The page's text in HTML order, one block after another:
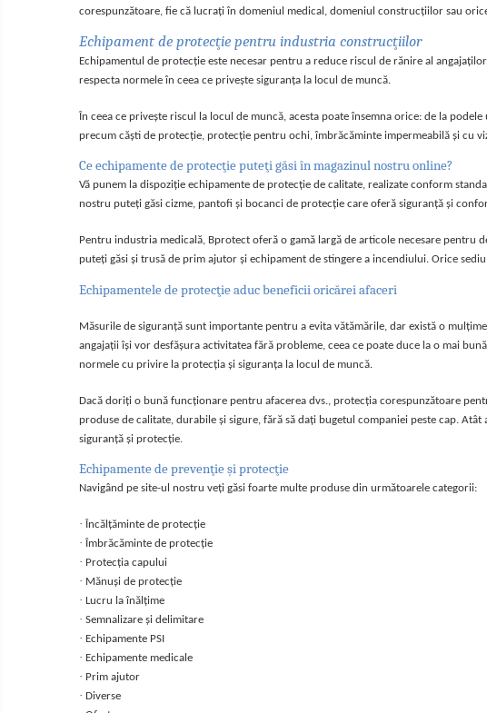
Accesorii industria alimentară
Combinezon
Protecţie ignifugă
Accesorii rezistente la flacără
Combinezoane
Salopete cu pieptar
îmbrăcăminte pentru damă
Rezistent la flacăra
îmbrăcăminte asistente/doctori
îmbrăcăminte bucătari
înaltă vizibilitate hi-vis
Pantaloni scurti
Salopetă cu pieptar
Încălțăminte
corespunzătoare, fie că lucraţi în domeniul medical, domeniul construcţiilor sau
Echipament de protecţie pentru industria construcţiilor
Echipamentul de protecţie este necesar pentru a reduce riscul de rănire al
respecta normele în ceea ce priveşte siguranţa la locul de muncă.
În ceea ce priveşte riscul la locul de muncă, acesta poate însemna orice: de la
precum căști de protecție, protecție pentru ochi, îmbrăcăminte impermeabilă şi cu
Ce echipamente de protecţie puteţi găsi în magazinul nostru online?
Vă punem la dispoziţie echipamente de protecţie de calitate, realizate conform
nostru puteţi găsi cizme, pantofi şi bocanci de protecţie care oferă siguranţă şi
Pentru industria medicală, Bprotect oferă o gamă largă de articole necesare
puteţi găsi şi trusă de prim ajutor şi echipament de stingere a incendiului. Orice
Echipamentele de protecţie aduc beneficii oricărei afaceri
Măsurile de siguranţă sunt importante pentru a evita vătămările, dar există o
angajații îşi vor desfăşura activitatea fără probleme, ceea ce poate duce la o mai
normele cu privire la protecţia şi siguranţa la locul de muncă.
Dacă doriţi o bună funcţionare pentru afacerea dvs., protecţia corespunzătoare
produse de calitate, durabile şi sigure, fără să daţi bugetul companiei peste cap.
siguranţă şi protecţie.
Echipamente de prevenţie şi protecţie
Navigând pe site-ul nostru veţi găsi foarte multe produse din următoarele categorii:
· Încălțăminte de protecţie
· Îmbrăcăminte de protecţie
· Protecția capului
· Mănuși de protecție
· Lucru la înălțime
· Semnalizare și delimitare
· Echipamente PSI
· Echipamente medicale
· Prim ajutor
· Diverse